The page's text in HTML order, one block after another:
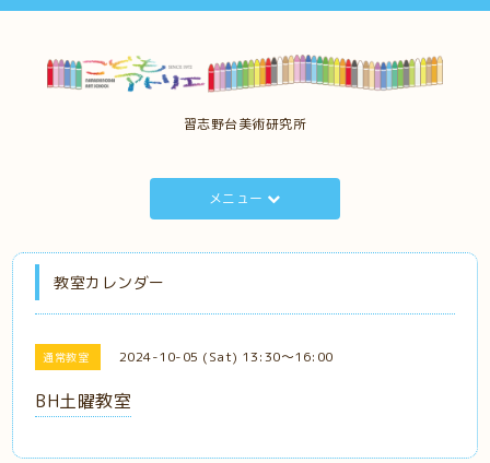
習志野台美術研究所
メニュー
教室カレンダー
通常教室 2024-10-05 (Sat) 13:30～16:00
BH土曜教室